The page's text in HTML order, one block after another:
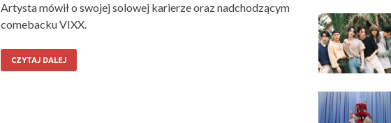
Artysta mówił o swojej solowej karierze oraz nadchodzącym
comebacku VIXX.
CZYTAJ DALEJ